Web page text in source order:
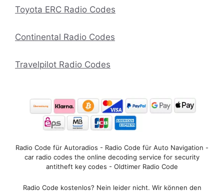
Toyota ERC Radio Codes
Continental Radio Codes
Travelpilot Radio Codes
Radio Code für Autoradios - Radio Code für Auto Navigation -
car radio codes the online decoding service for security
antitheft key codes - Oldtimer Radio Code
Radio Code kostenlos? Nein leider nicht. Wir können den